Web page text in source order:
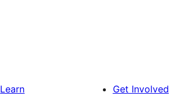
Learn Get Involved